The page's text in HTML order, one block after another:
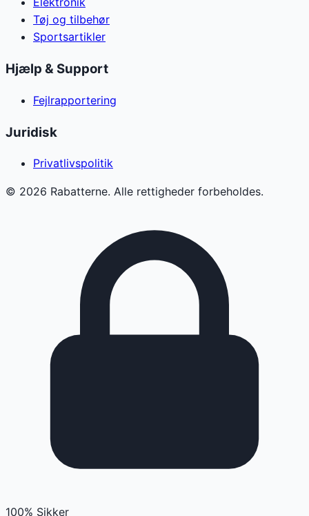
Tøj og tilbehør
Sportsartikler
Hjælp & Support
Fejlrapportering
Juridisk
Privatlivspolitik
© 2026 Rabatterne. Alle rettigheder forbeholdes.
100% Sikker